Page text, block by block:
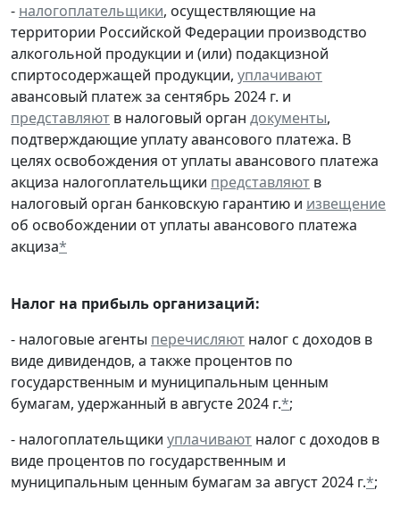
- налогоплательщики, осуществляющие на
территории Российской Федерации производство
алкогольной продукции и (или) подакцизной
спиртосодержащей продукции, уплачивают
авансовый платеж за сентябрь 2024 г. и
представляют в налоговый орган документы,
подтверждающие уплату авансового платежа. В
целях освобождения от уплаты авансового платежа
акциза налогоплательщики представляют в
налоговый орган банковскую гарантию и извещение
об освобождении от уплаты авансового платежа
акциза*
Налог на прибыль организаций:
- налоговые агенты перечисляют налог с доходов в
виде дивидендов, а также процентов по
государственным и муниципальным ценным
бумагам, удержанный в августе 2024 г.*;
- налогоплательщики уплачивают налог с доходов в
виде процентов по государственным и
муниципальным ценным бумагам за август 2024 г.*;